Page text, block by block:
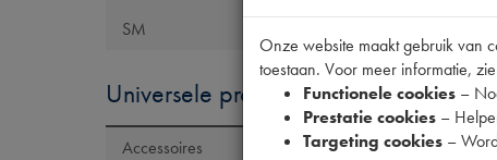
SM
Universele producten
Accessoires
Model Citroën
Artikelcode JF
Tecdoc
OE Citroën
Onze website maakt gebruik van
toestaan. Voor meer informatie,
Functionele cookies –
Prestatie cookies –
Targeting cookies –